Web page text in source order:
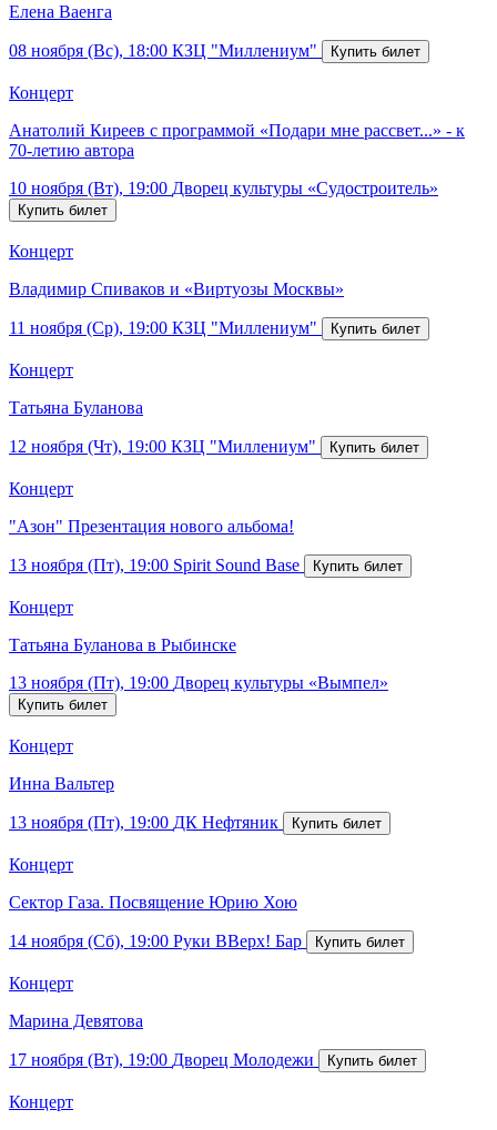
Елена Ваенга
08 ноября (Вс), 18:00 КЗЦ "Миллениум"
Концерт
Анатолий Киреев с программой «Подари мне рассвет...» - к
70-летию автора
10 ноября (Вт), 19:00 Дворец культуры «Судостроитель»
Концерт
Владимир Спиваков и «Виртуозы Москвы»
11 ноября (Ср), 19:00 КЗЦ "Миллениум"
Концерт
Татьяна Буланова
12 ноября (Чт), 19:00 КЗЦ "Миллениум"
Концерт
"Азон" Презентация нового альбома!
13 ноября (Пт), 19:00 Spirit Sound Base
Концерт
Татьяна Буланова в Рыбинске
13 ноября (Пт), 19:00 Дворец культуры «Вымпел»
Концерт
Инна Вальтер
13 ноября (Пт), 19:00 ДК Нефтяник
Концерт
Сектор Газа. Посвящение Юрию Хою
14 ноября (Сб), 19:00 Руки ВВерх! Бар
Концерт
Марина Девятова
17 ноября (Вт), 19:00 Дворец Молодежи
Концерт